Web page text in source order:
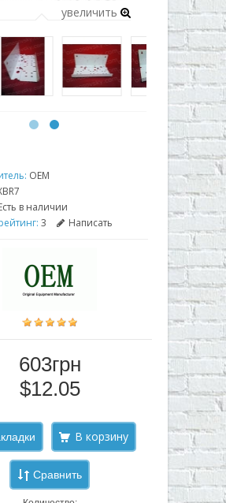
увеличить
OEM
в наличии
3 Написать
603грн
$12.05
Сравнить